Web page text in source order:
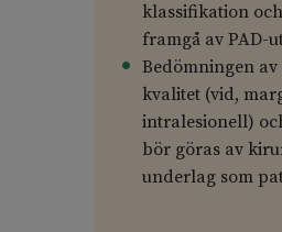
klassifikation
framgå av PAD-
Bedömningen
kvalitet (vid,
intralesionell)
bör göras av
underlag som